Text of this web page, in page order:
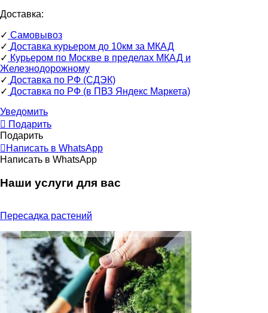
Доставка:
✓ Самовывоз
✓ Доставка курьером до 10км за МКАД
✓ Курьером по Москве в пределах МКАД и
Железнодорожному
✓ Доставка по РФ (СДЭК)
✓ Доставка по РФ (в ПВЗ Яндекс Маркета)
Уведомить
Подарить
Подарить
Написать в WhatsApp
Написать в WhatsApp
Наши услуги для вас
Пересадка растений